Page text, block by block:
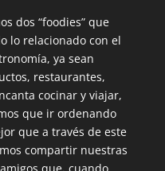
dos “foodies” que
lo relacionado con el
ya sean
restaurantes,
cocinar y viajar,
que ir ordenando
que a través de este
compartir nuestras
que, cuando